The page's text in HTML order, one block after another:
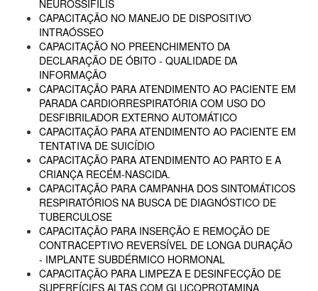
NEUROSSÍFILIS
CAPACITAÇÃO NO MANEJO DE DISPOSITIVO
INTRAÓSSEO
CAPACITAÇÃO NO PREENCHIMENTO DA
DECLARAÇÃO DE ÓBITO - QUALIDADE DA
INFORMAÇÃO
CAPACITAÇÃO PARA ATENDIMENTO AO PACIENTE EM
PARADA CARDIORRESPIRATÓRIA COM USO DO
DESFIBRILADOR EXTERNO AUTOMÁTICO
CAPACITAÇÃO PARA ATENDIMENTO AO PACIENTE EM
TENTATIVA DE SUICÍDIO
CAPACITAÇÃO PARA ATENDIMENTO AO PARTO E A
CRIANÇA RECÉM-NASCIDA.
CAPACITAÇÃO PARA CAMPANHA DOS SINTOMÁTICOS
RESPIRATÓRIOS NA BUSCA DE DIAGNÓSTICO DE
TUBERCULOSE
CAPACITAÇÃO PARA INSERÇÃO E REMOÇÃO DE
CONTRACEPTIVO REVERSÍVEL DE LONGA DURAÇÃO
- IMPLANTE SUBDÉRMICO HORMONAL
CAPACITAÇÃO PARA LIMPEZA E DESINFECÇÃO DE
SUPERFÍCIES ALTAS COM GLUCOPROTAMINA